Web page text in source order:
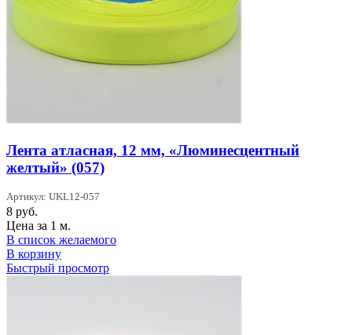
Лента атласная, 12 мм, «Люминесцентный
желтый» (057)
Артикул: UKL12-057
8 руб.
Цена за 1 м.
В список желаемого
В корзину
Быстрый просмотр